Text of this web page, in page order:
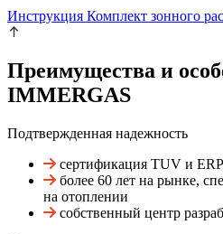
Инструкция Комплект зонного
Преимущества и
IMMERGAS
Подтвержденная надежность
сертификация TUV и ERP
более 60 лет на рынке,
на отоплении
собственный центр